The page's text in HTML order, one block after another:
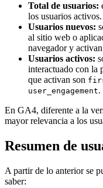
Total de usuarios:
los usuarios activos.
Usuarios nuevos:
al sitio web o
navegador y
Usuarios activos:
interactuado con la
que activan son
user_engagement.
En GA4, diferente a la
mayor relevancia a los
Resumen de
A partir de lo anterior se
saber: